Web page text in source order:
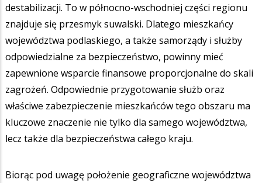
destabilizacji. To w północno-wschodniej części regionu
znajduje się przesmyk suwalski. Dlatego mieszkańcy
województwa podlaskiego, a także samorządy i służby
odpowiedzialne za bezpieczeństwo, powinny mieć
zapewnione wsparcie finansowe proporcjonalne do skali
zagrożeń. Odpowiednie przygotowanie służb oraz
właściwe zabezpieczenie mieszkańców tego obszaru ma
kluczowe znaczenie nie tylko dla samego województwa,
lecz także dla bezpieczeństwa całego kraju.
Biorąc pod uwagę położenie geograficzne województwa